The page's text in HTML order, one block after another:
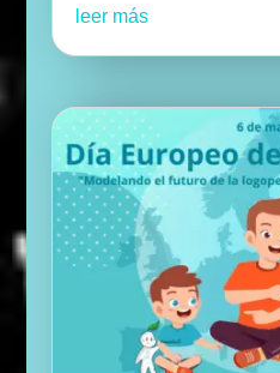
leer más